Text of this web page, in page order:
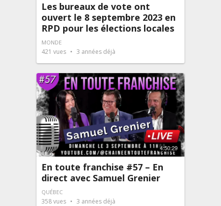
Les bureaux de vote ont
ouvert le 8 septembre 2023 en
RPD pour les élections locales
MONDE
421 vues 3 années déjà
4:50:29
En toute franchise #57 – En
direct avec Samuel Grenier
QUÉBEC
358vues 3 années déjà